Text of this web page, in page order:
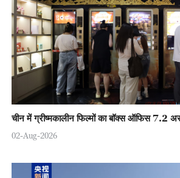
चीन में ग्रीष्मकालीन फिल्मों का बॉक्स ऑफिस 7.2
02-Aug-2026